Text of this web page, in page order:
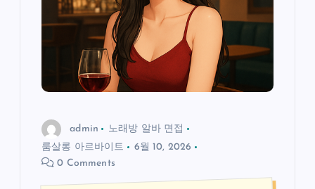
admin
노래방 알바 면접
룸살롱 아르바이트
6월 10, 2026
0 Comments